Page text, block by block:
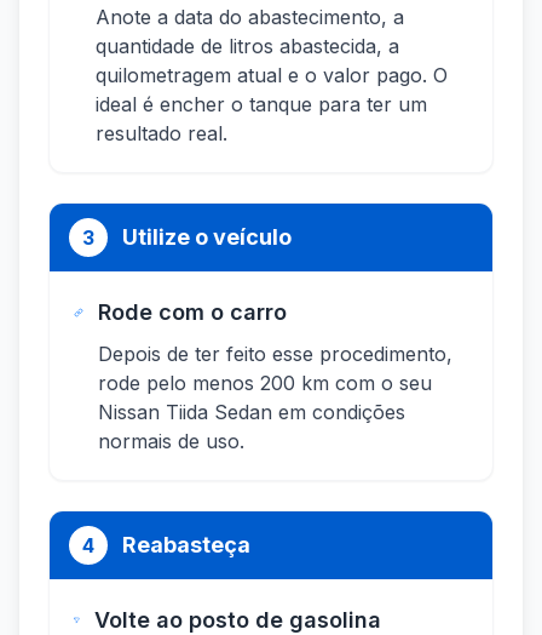
Anote a data do abastecimento, a
quantidade de litros abastecida, a
quilometragem atual e o valor pago. O
ideal é encher o tanque para ter um
resultado real.
3 Utilize o veículo
Rode com o carro
Depois de ter feito esse procedimento,
rode pelo menos 200 km com o seu
Nissan Tiida Sedan em condições
normais de uso.
4 Reabasteça
Volte ao posto de gasolina